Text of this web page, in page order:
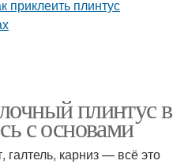
плинтус в
с основами
галтель, карниз — всё это